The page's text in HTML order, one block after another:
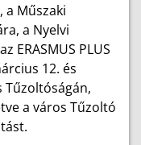
a Műszaki
a Nyelvi
ERASMUS PLUS
12. és
Tűzoltóságán,
a város Tűzoltó